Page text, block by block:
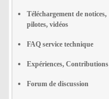
Téléchargement de notices,
pilotes, vidéos
FAQ service technique
Expériences, Contributions
Forum de discussion